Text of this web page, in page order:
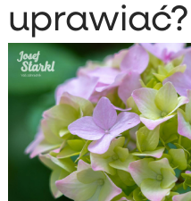
uprawiać?